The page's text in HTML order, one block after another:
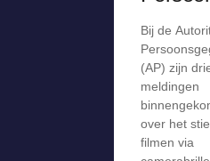
over
filmen
Bij de
(AP) zijn
meldingen
over het
filmen via